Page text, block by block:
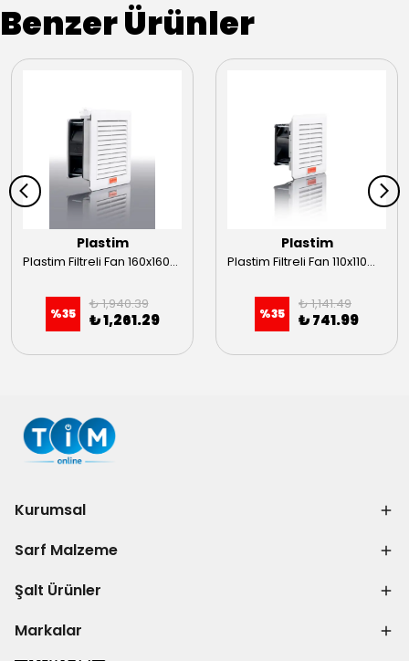
Benzer Ürünler
Plastim
Plastim Filtreli Fan 160x160mm 100m3/h Klemens Bağlantılı
%35
₺ 1,940.39
₺ 1,261.29
Plastim
Plastim Filtreli Fan 110x110mm 30m3/h
%35
₺ 1,141.49
₺ 741.99
Kurumsal
Sarf Malzeme
Şalt Ürünler
Markalar